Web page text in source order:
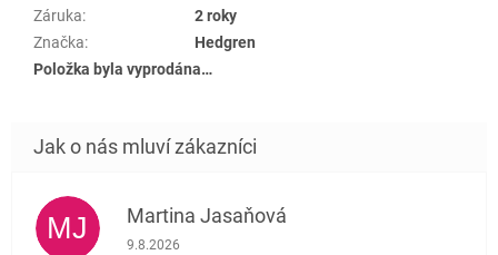
Záruka:
2 roky
Značka:
Hedgren
Položka byla vyprodána…
MJ Martina Jasaňová
Hodnocení obchodu je 5 z 5 hvězdiček.
9.8.2026